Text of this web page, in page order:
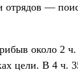
отрядов —
около 2
цели. В 4 ч.